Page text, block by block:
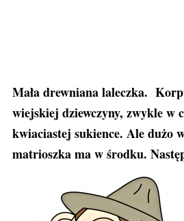
Mała drewniana laleczka.
wiejskiej dziewczyny, zwykle w
kwiaciastej sukience. Ale dużo
matrioszka ma w środku.